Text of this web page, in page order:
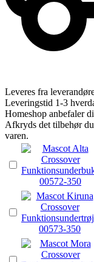
Leveres fra
Leveringstid 1-3
Homeshop anbefaler
Afkryds det tilbehør
varen.